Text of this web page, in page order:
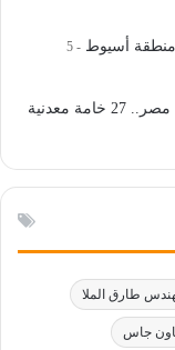
منطقة أسيوط
5
قاعدة البيانات الجيولوجية التعدينية الرقمية في مصر.. 27 خامة معدنية
طارق الملا
جاس